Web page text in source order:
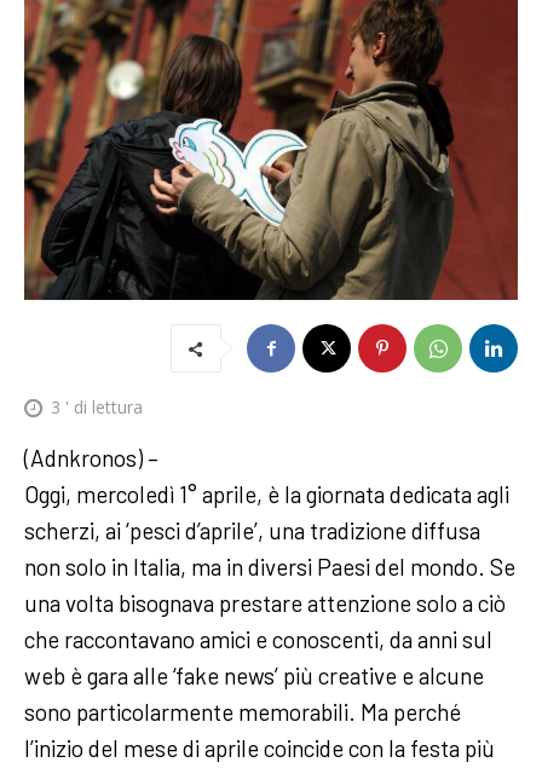
3 ' di lettura
(Adnkronos) –
Oggi, mercoledì 1° aprile, è la giornata dedicata agli
scherzi, ai ‘pesci d’aprile’, una tradizione diffusa
non solo in Italia, ma in diversi Paesi del mondo. Se
una volta bisognava prestare attenzione solo a ciò
che raccontavano amici e conoscenti, da anni sul
web è gara alle ‘fake news’ più creative e alcune
sono particolarmente memorabili. Ma perché
l’inizio del mese di aprile coincide con la festa più